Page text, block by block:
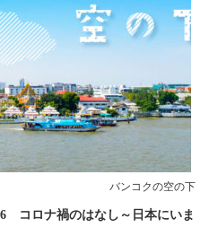
バンコクの空の下
コロナ禍のはなし～日本にいま